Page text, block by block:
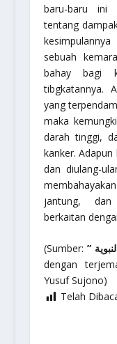
baru-baru ini
tentang
sebuah
bahay bagi
tibgkatannya.
yang
maka
darah tinggi,
kanker.
dan diulang-
jantung,
berkaitan
(Sumber:
dengan
Yusuf Sujono)
Telah